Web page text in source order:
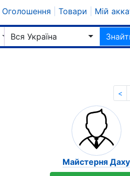
Оголошення Товари Мій
Вся Україна
<
Майстерня Даху